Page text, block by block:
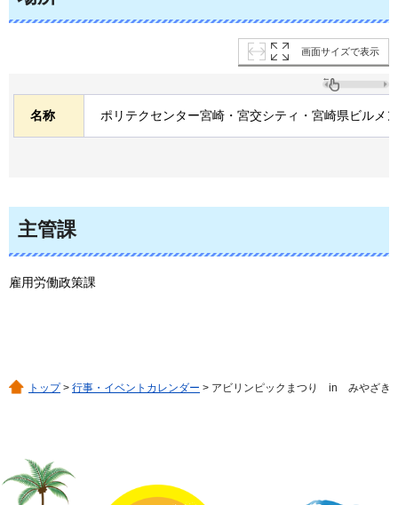
画面サイズで表示
名称 ポリテクセンター宮崎・宮交シティ・宮崎県ビルメ
主管課
雇用労働政策課
トップ> 行事・イベントカレンダー > アビリンピックまつり in みやざき